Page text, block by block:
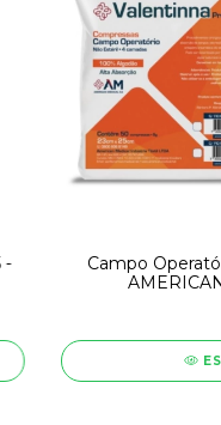
-
Campo